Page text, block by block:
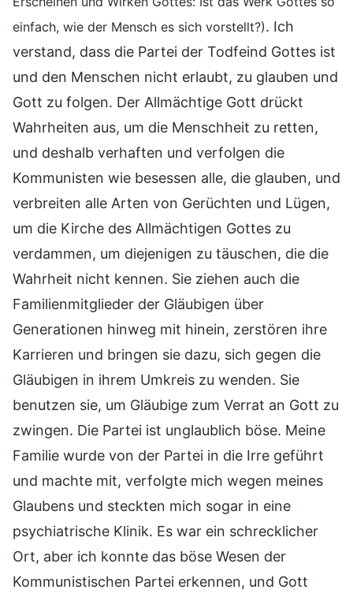
einfach, wie der Mensch es sich vorstellt?). Ich
verstand, dass die Partei der Todfeind Gottes ist
und den Menschen nicht erlaubt, zu glauben und
Gott zu folgen. Der Allmächtige Gott drückt
Wahrheiten aus, um die Menschheit zu retten,
und deshalb verhaften und verfolgen die
Kommunisten wie besessen alle, die glauben, und
verbreiten alle Arten von Gerüchten und Lügen,
um die Kirche des Allmächtigen Gottes zu
verdammen, um diejenigen zu täuschen, die die
Wahrheit nicht kennen. Sie ziehen auch die
Familienmitglieder der Gläubigen über
Generationen hinweg mit hinein, zerstören ihre
Karrieren und bringen sie dazu, sich gegen die
Gläubigen in ihrem Umkreis zu wenden. Sie
benutzen sie, um Gläubige zum Verrat an Gott zu
zwingen. Die Partei ist unglaublich böse. Meine
Familie wurde von der Partei in die Irre geführt
und machte mit, verfolgte mich wegen meines
Glaubens und steckten mich sogar in eine
psychiatrische Klinik. Es war ein schrecklicher
Ort, aber ich konnte das böse Wesen der
Kommunistischen Partei erkennen, und Gott